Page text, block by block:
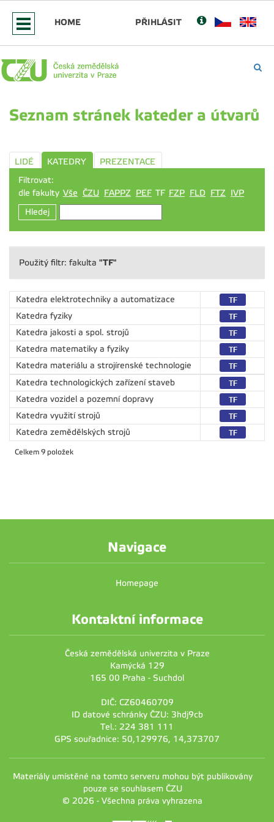
HOME PŘIHLÁSIT
Seznam stránek kateder a útvarů
LIDÉ KATEDRY
PREZENTACE
Filtrovat:
dle fakulty Vše ČZU FAPPZ PEF TF FZP FLD FTZ IVP
Hledej
Použitý filtr: fakulta "TF"
Katedra elektrotechniky a automatizace
Katedra fyziky
Katedra jakosti a spol. strojů
Katedra matematiky a fyziky
Katedra materiálu a strojírenské technologie
Katedra technologických zařízení staveb
Katedra vozidel a pozemní dopravy
Katedra využití strojů
Katedra zemědělských strojů
Celkem 9 položek
Navigace
Homepage
Kontaktní informace
Česká zemědělská univerzita v Praze
Kamýcká 129
165 00 Praha - Suchdol
DIČ: CZ60460709
ID datové schránky ČZU: 3hdj9cb
Tel.: 224 381 111
GPS souřadnice: 50,129976, 14,373707
Materiály umístěné na tomto serveru mohou být publikovány
pouze se souhlasem ČZU
© 2026 - Všechna práva vyhrazena